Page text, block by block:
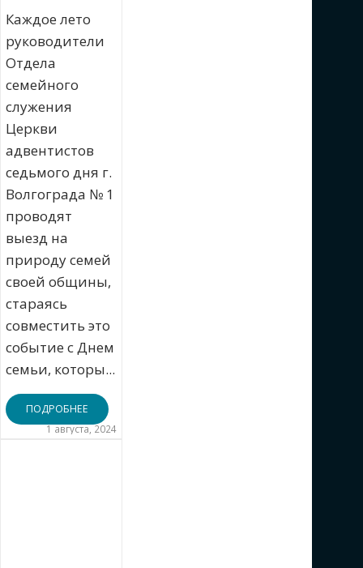
Каждое лето
руководители
Отдела
семейного
служения
Церкви
адвентистов
седьмого дня г.
Волгограда № 1
проводят
выезд на
природу семей
своей общины,
стараясь
совместить это
событие с Днем
семьи, которы...
ПОДРОБНЕЕ
1 августа, 2024